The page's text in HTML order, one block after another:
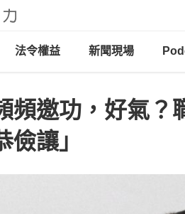
法令權益 新聞現場
頻邀功，好氣？
讓」